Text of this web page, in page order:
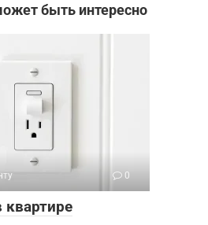
быть интересно
0
квартире